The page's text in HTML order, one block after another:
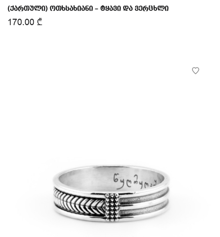
(ქართული) ოთხსახიანი – ტყავი და ვერცხლი
170.00 ₾